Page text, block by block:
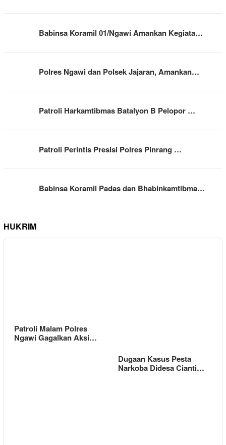
Babinsa Koramil 01/Ngawi Amankan Kegiata…
Polres Ngawi dan Polsek Jajaran, Amankan…
Patroli Harkamtibmas Batalyon B Pelopor …
Patroli Perintis Presisi Polres Pinrang …
Babinsa Koramil Padas dan Bhabinkamtibma…
HUKRIM
Patroli Malam Polres
Ngawi Gagalkan Aksi…
Dugaan Kasus Pesta
Narkoba Didesa Cianti…